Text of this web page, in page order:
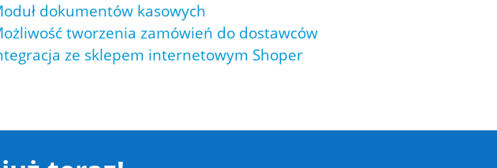
dokumentów kasowych
tworzenia zamówień do dostawców
ze sklepem internetowym Shoper